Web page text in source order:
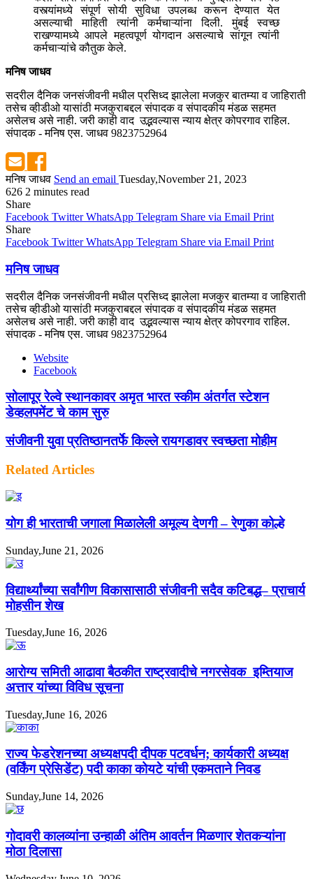
वस्त्यांमध्ये संपूर्ण सोयी सुविधा उपलब्ध करून देण्यात येत
असल्याची माहिती त्यांनी कर्मचाऱ्यांना दिली. मुंबई स्वच्छ
राखण्यामध्ये आपले महत्वपूर्ण योगदान असल्याचे सांगून त्यांनी
कर्मचाऱ्यांचे कौतुक केले.
मनिष जाधव
सदरील दैनिक जनसंजीवनी मधील प्रसिध्द झालेला मजकुर बातम्या व जाहिराती
तसेच व्हीडीओ यासांठी मजकुराबद्दल संपादक व संपादकीय मंडळ सहमत
असेलच असे नाही. जरी काही वाद उद्भवल्यास न्याय क्षेत्र कोपरगाव राहिल.
संपादक - मनिष एस. जाधव 9823752964
मनिष जाधव Send an email Tuesday,November 21, 2023
626 2 minutes read
Share
Facebook Twitter WhatsApp Telegram Share via Email Print
Share
Facebook Twitter WhatsApp Telegram Share via Email Print
मनिष जाधव
सदरील दैनिक जनसंजीवनी मधील प्रसिध्द झालेला मजकुर बातम्या व जाहिराती
तसेच व्हीडीओ यासांठी मजकुराबद्दल संपादक व संपादकीय मंडळ सहमत
असेलच असे नाही. जरी काही वाद उद्भवल्यास न्याय क्षेत्र कोपरगाव राहिल.
संपादक - मनिष एस. जाधव 9823752964
Website
Facebook
सोलापूर रेल्वे स्थानकावर अमृत भारत स्कीम अंतर्गत स्टेशन
डेव्हलपमेंट चे काम सुरु
संजीवनी युवा प्रतिष्ठानतर्फे किल्ले रायगडावर स्वच्छता मोहीम
Related Articles
योग ही भारताची जगाला मिळालेली अमूल्य देणगी – रेणुका कोल्हे
Sunday,June 21, 2026
विद्यार्थ्यांच्या सर्वांगीण विकासासाठी संजीवनी सदैव कटिबद्ध– प्राचार्य
मोहसीन शेख
Tuesday,June 16, 2026
आरोग्य समिती आढावा बैठकीत राष्ट्रवादीचे नगरसेवक इम्तियाज
अत्तार यांच्या विविध सूचना
Tuesday,June 16, 2026
राज्य फेडरेशनच्या अध्यक्षपदी दीपक पटवर्धन; कार्यकारी अध्यक्ष
(वर्किंग प्रेसिडेंट) पदी काका कोयटे यांची एकमताने निवड
Sunday,June 14, 2026
गोदावरी कालव्यांना उन्हाळी अंतिम आवर्तन मिळणार शेतकऱ्यांना
मोठा दिलासा